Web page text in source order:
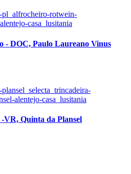
- DOC, Paulo Laureano Vinus
VR, Quinta da Plansel